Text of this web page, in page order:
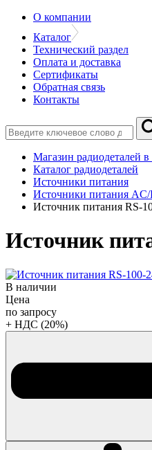
О компании
Каталог
Технический раздел
Оплата и доставка
Сертификаты
Обратная связь
Контакты
Магазин радиодеталей
Каталог радиодеталей
Источники питания
Источники питания AC/
Источник питания RS-
Источник
В наличии
Цена
по запросу
+ НДС (20%)